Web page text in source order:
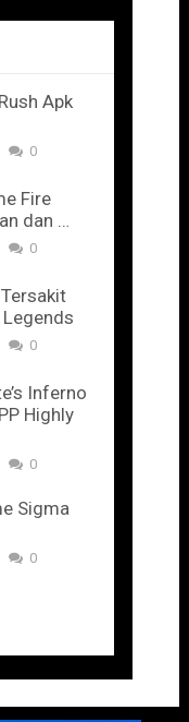
Apk
0
Fire
dan …
0
0
Inferno
Highly
0
Sigma
0